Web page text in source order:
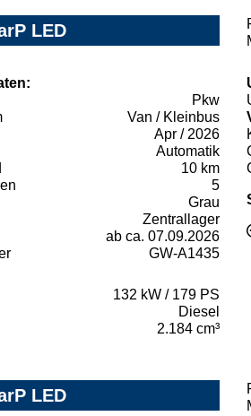
LED
Pkw
Van / Kleinbus
Apr / 2026
Automatik
10 km
5
Grau
Zentrallager
ab ca. 07.09.2026
GW-A1435
132 kW / 179 PS
Diesel
2.184 cm³
LED